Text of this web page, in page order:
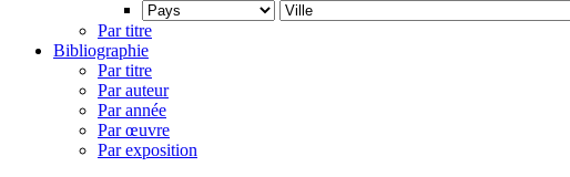
Par titre
Bibliographie
Par titre
Par auteur
Par année
Par œuvre
Par exposition